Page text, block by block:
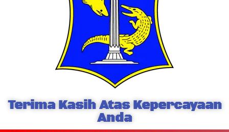
Terima Kasih Atas Kepercayaan
Anda